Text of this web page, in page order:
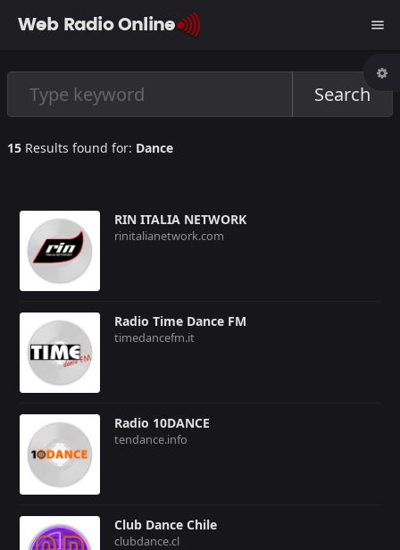
Web Radio Online menu
Search
15 Results found for: Dance
RIN ITALIA NETWORK
rinitalianetwork.com
Radio Time Dance FM
timedancefm.it
Radio 10DANCE
tendance.info
Club Dance Chile
clubdance.cl